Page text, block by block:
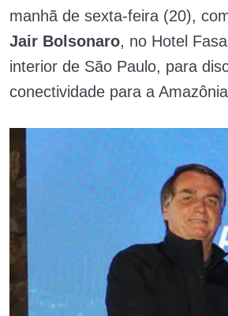
manhã de sexta-feira (20),
Jair Bolsonaro, no Hotel
interior de São Paulo, para
conectividade para a